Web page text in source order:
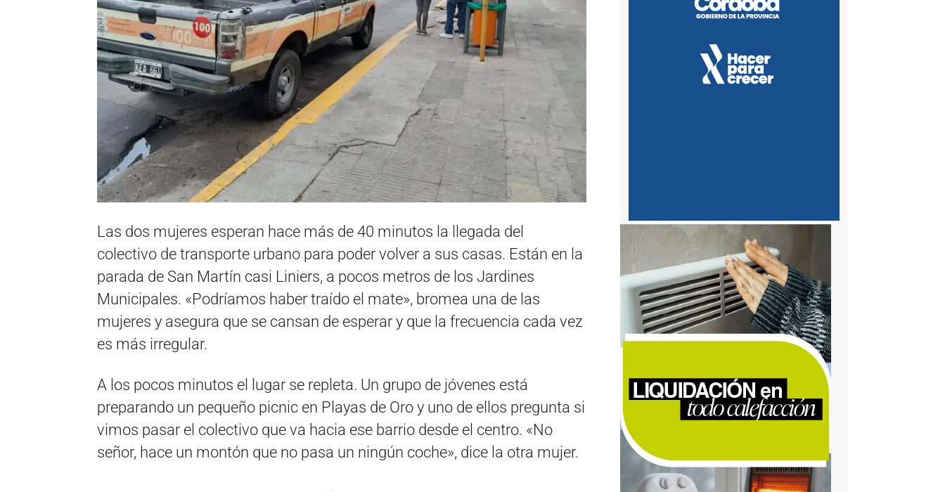
Las dos mujeres esperan hace más de 40 minutos la llegada del
colectivo de transporte urbano para poder volver a sus casas. Están en la
parada de San Martín casi Liniers, a pocos metros de los Jardines
Municipales. «Podríamos haber traído el mate», bromea una de las
mujeres y asegura que se cansan de esperar y que la frecuencia cada vez
es más irregular.
A los pocos minutos el lugar se repleta. Un grupo de jóvenes está
preparando un pequeño picnic en Playas de Oro y uno de ellos pregunta si
vimos pasar el colectivo que va hacia ese barrio desde el centro. «No
señor, hace un montón que no pasa un ningún coche», dice la otra mujer.